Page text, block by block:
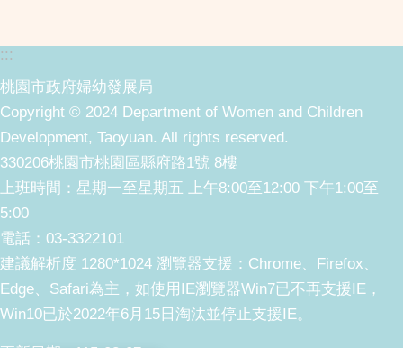
:::
桃園市政府婦幼發展局
Copyright © 2024 Department of Women and Children
Development, Taoyuan. All rights reserved.
330206桃園市桃園區縣府路1號 8樓
上班時間：星期一至星期五 上午8:00至12:00 下午1:00至
5:00
電話：03-3322101
建議解析度 1280*1024 瀏覽器支援：Chrome、Firefox、
Edge、Safari為主，如使用IE瀏覽器Win7已不再支援IE，
Win10已於2022年6月15日淘汰並停止支援IE。